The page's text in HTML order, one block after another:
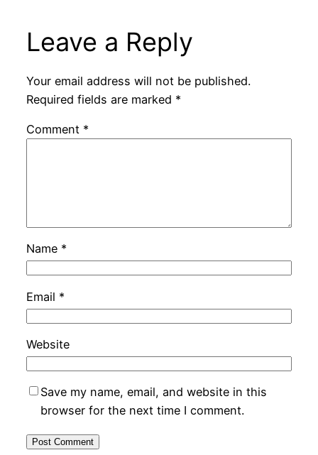
Leave a Reply
Your email address will not be published.
Required fields are marked *
Comment *
Name *
Email *
Website
Save my name, email, and website in this
browser for the next time I comment.